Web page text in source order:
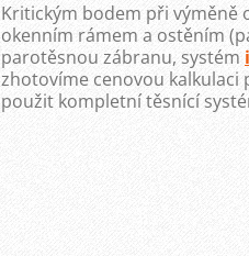
Kritickým bodem při výměně
okenním rámem a ostěním
parotěsnou zábranu, systém
zhotovíme cenovou kalkulaci
použit kompletní těsnící